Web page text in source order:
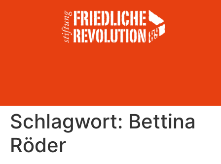
Schlagwort: Bettina
Röder